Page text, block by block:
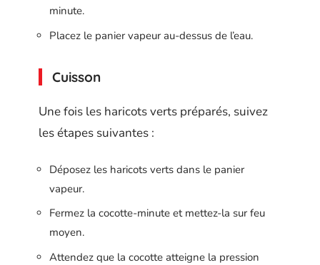
minute.
Placez le panier vapeur au-dessus de l’eau.
Cuisson
Une fois les haricots verts préparés, suivez
les étapes suivantes :
Déposez les haricots verts dans le panier
vapeur.
Fermez la cocotte-minute et mettez-la sur feu
moyen.
Attendez que la cocotte atteigne la pression